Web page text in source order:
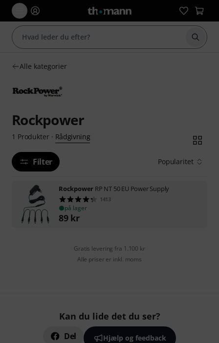
Start
Alle kategorier
Rockpower
1 Produkter· Rådgivning
Filter Popularitet
Rockpower RP NT 50 EU Power Supply
1413
på lager
89 kr
Gratis levering fra 1.100 kr
Alle priser er inkl. moms
Kan du lide det du ser?
Del Hjælp og feedback